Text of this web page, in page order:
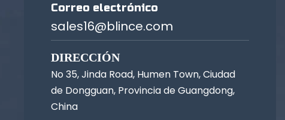
Correo electrónico
sales16@blince.com
DIRECCIÓN
No 35, Jinda Road, Humen Town, Ciudad
de Dongguan, Provincia de Guangdong,
China